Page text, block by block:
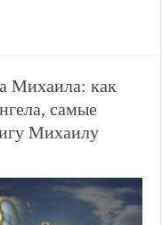
Михаила: как
самые
Михаилу